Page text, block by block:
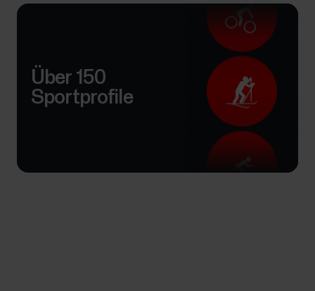
Über 150
Sportprofile